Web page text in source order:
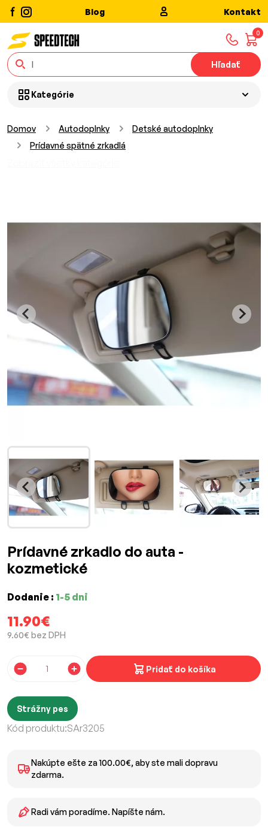
Blog Kontakt
0
Hľadať
Kategórie
Domov Autodoplnky
Detské autodoplnky
Prídavné spätné zrkadlá
Prídavné zrkadlo do auta -
kozmetické
Dodanie : 1-5 dni
11.90€
9.60€ bez DPH
Pridať do košíka
Strážny pes
Kód produktu:SAr3205
Nakúpte ešte za 100.00€, aby ste mali dopravu
zdarma.
Radi vám poradíme. Napíšte nám.